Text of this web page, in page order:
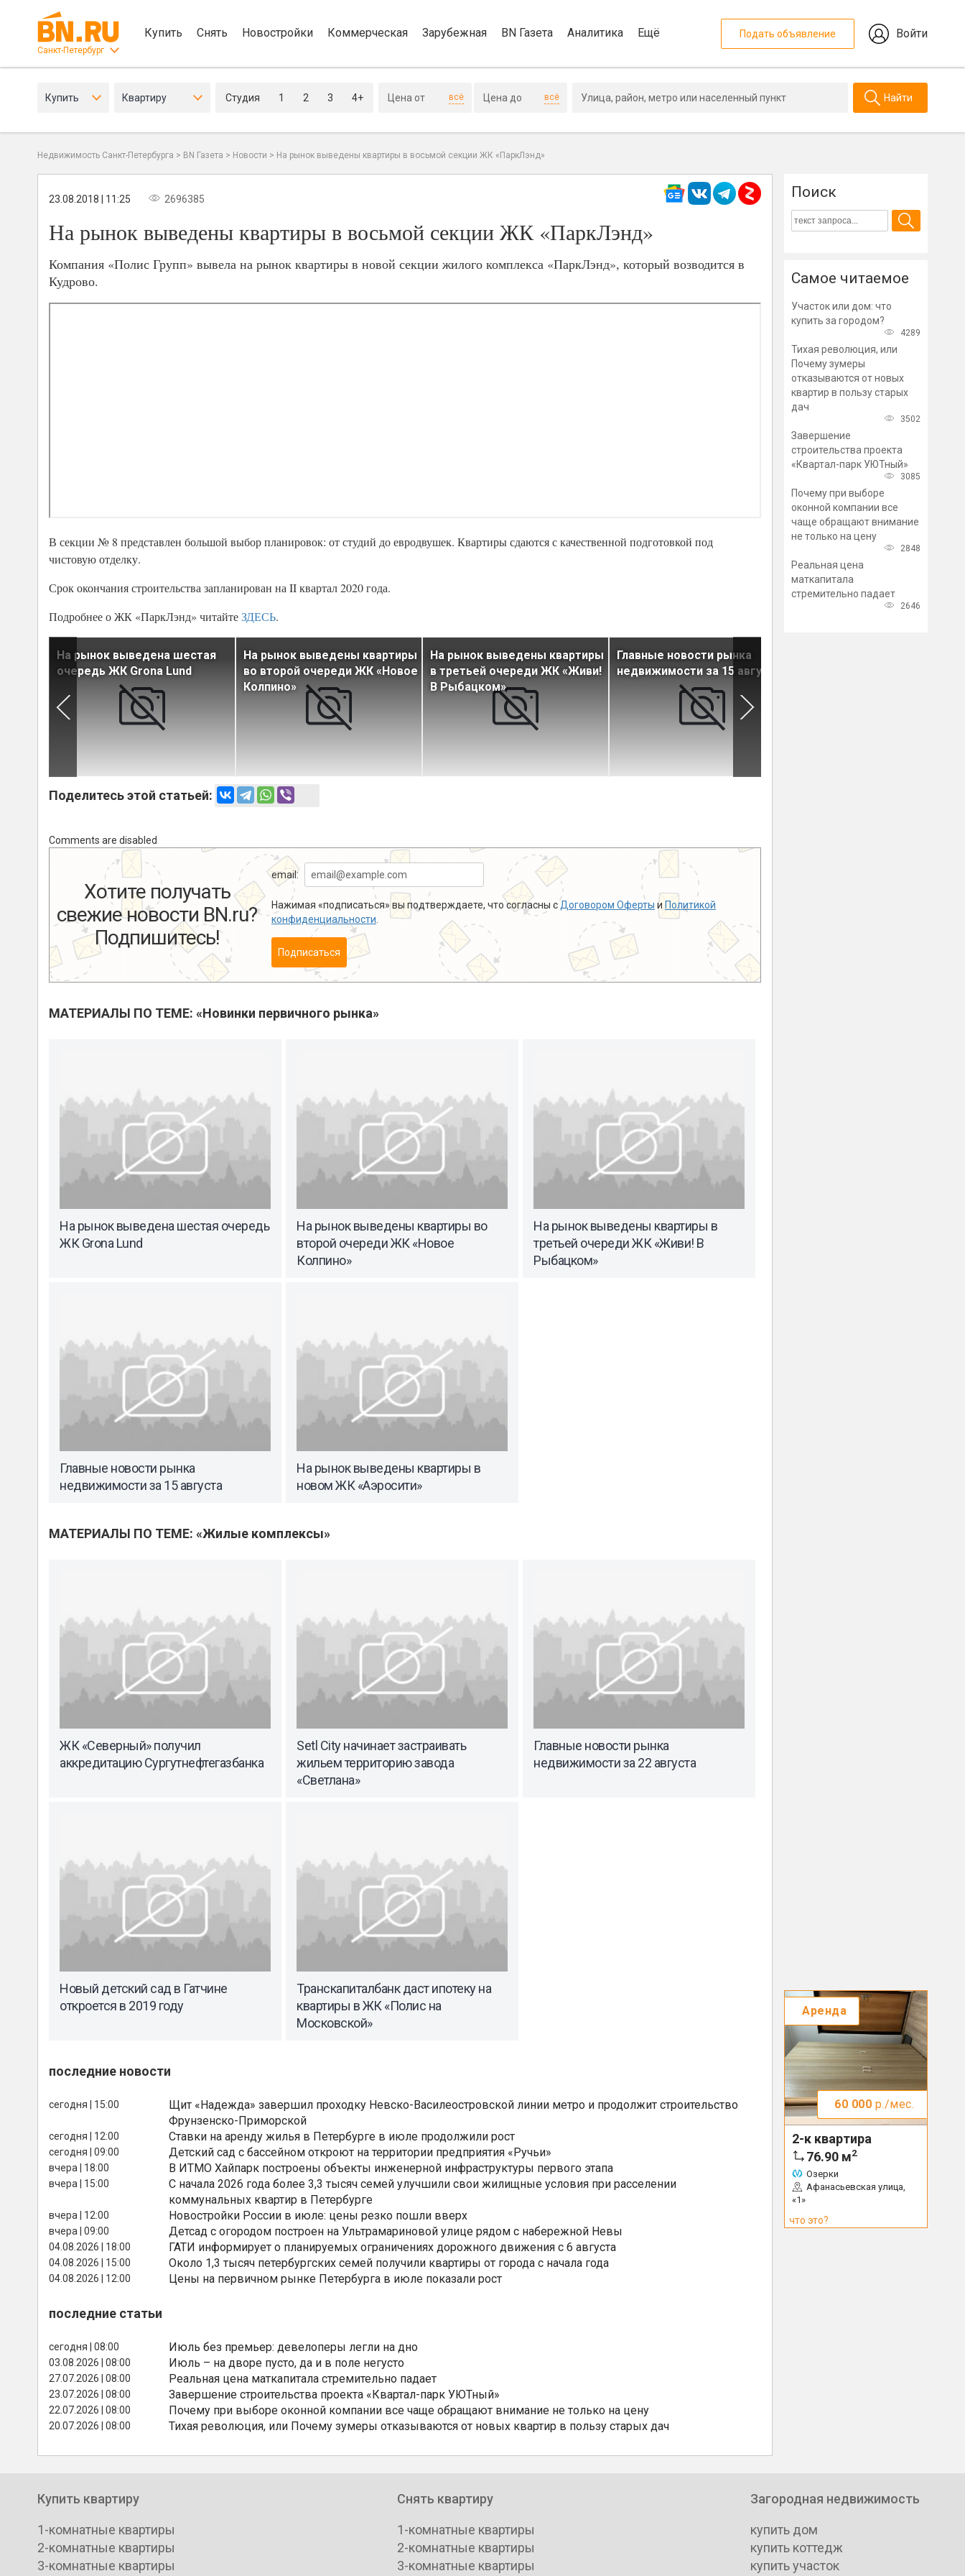
Санкт-Петербург
Купить Снять Новостройки Коммерческая Зарубежная BN Газета Аналитика Ещё Подать объявление Войти
Купить Квартиру Студия 1 2 3 4+ всё всё Найти
Недвижимость Санкт-Петербурга > BN Газета > Новости > На рынок выведены квартиры в восьмой секции ЖК «ПаркЛэнд»
23.08.2018 | 11:25 2696385
На рынок выведены квартиры в восьмой секции ЖК «ПаркЛэнд»
Компания «Полис Групп» вывела на рынок квартиры в новой секции жилого комплекса «ПаркЛэнд», который возводится в
Кудрово.
В секции № 8 представлен большой выбор планировок: от студий до евродвушек. Квартиры сдаются с качественной подготовкой под
чистовую отделку.
Срок окончания строительства запланирован на II квартал 2020 года.
Подробнее о ЖК «ПаркЛэнд» читайтеЗДЕСЬ.
На рынок выведена шестая
очередь ЖК Grona Lund
На рынок выведены квартиры
во второй очереди ЖК «Новое
Колпино»
На рынок выведены квартиры
в третьей очереди ЖК «Живи!
В Рыбацком»
Главные новости рынка
недвижимости за 15 августа
Поделитесь этой статьей:
Comments are disabled
Хотите получать
свежие новости BN.ru?
Подпишитесь!
email:
Нажимая «подписаться» вы подтверждаете, что согласны с Договором Оферты и Политикой
конфиденциальности
Подписаться
МАТЕРИАЛЫ ПО ТЕМЕ: «Новинки первичного рынка»
На рынок выведена шестая очередь
ЖК Grona Lund
На рынок выведены квартиры во
второй очереди ЖК «Новое
Колпино»
На рынок выведены квартиры в
третьей очереди ЖК «Живи! В
Рыбацком»
Главные новости рынка
недвижимости за 15 августа
На рынок выведены квартиры в
новом ЖК «Аэросити»
МАТЕРИАЛЫ ПО ТЕМЕ: «Жилые комплексы»
ЖК «Северный» получил
аккредитацию Сургутнефтегазбанка
Setl City начинает застраивать
жильем территорию завода
«Светлана»
Главные новости рынка
недвижимости за 22 августа
Новый детский сад в Гатчине
откроется в 2019 году
Транскапиталбанк даст ипотеку на
квартиры в ЖК «Полис на
Московской»
последние новости
сегодня | 15:00
Щит «Надежда» завершил проходку Невско-Василеостровской линии метро и продолжит строительство
Фрунзенско-Приморской
сегодня | 12:00 Ставки на аренду жилья в Петербурге в июле продолжили рост
сегодня | 09:00 Детский сад с бассейном откроют на территории предприятия «Ручьи»
вчера | 18:00 В ИТМО Хайпарк построены объекты инженерной инфраструктуры первого этапа
вчера | 15:00
С начала 2026 года более 3,3 тысяч семей улучшили свои жилищные условия при расселении
коммунальных квартир в Петербурге
вчера | 12:00 Новостройки России в июле: цены резко пошли вверх
вчера | 09:00 Детсад с огородом построен на Ультрамариновой улице рядом с набережной Невы
04.08.2026 | 18:00 ГАТИ информирует о планируемых ограничениях дорожного движения с 6 августа
04.08.2026 | 15:00 Около 1,3 тысяч петербургских семей получили квартиры от города с начала года
04.08.2026 | 12:00 Цены на первичном рынке Петербурга в июле показали рост
последние статьи
сегодня | 08:00 Июль без премьер: девелоперы легли на дно
03.08.2026 | 08:00 Июль – на дворе пусто, да и в поле негусто
27.07.2026 | 08:00 Реальная цена маткапитала стремительно падает
23.07.2026 | 08:00 Завершение строительства проекта «Квартал-парк УЮТный»
22.07.2026 | 08:00 Почему при выборе оконной компании все чаще обращают внимание не только на цену
20.07.2026 | 08:00 Тихая революция, или Почему зумеры отказываются от новых квартир в пользу старых дач
Поиск
Самое читаемое
Участок или дом: что
купить за городом?
4289
Тихая революция, или
Почему зумеры
отказываются от новых
квартир в пользу старых
дач
3502
Завершение
строительства проекта
«Квартал-парк УЮТный»
3085
Почему при выборе
оконной компании все
чаще обращают внимание
не только на цену
2848
Реальная цена
маткапитала
стремительно падает
2646
Аренда
60 000 р./мес.
2-к квартира
76.90 м2
Озерки
Афанасьевская улица,
«1»
что это?
Купить квартиру
1-комнатные квартиры
2-комнатные квартиры
3-комнатные квартиры
Снять квартиру
1-комнатные квартиры
2-комнатные квартиры
3-комнатные квартиры
Загородная недвижимость
купить дом
купить коттедж
купить участок